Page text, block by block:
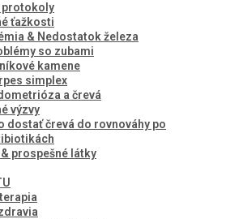
protokoly
ťažkosti
& Nedostatok železa
so zubami
kamene
simplex
a črevá
výzvy
dostať črevá do rovnováhy po
prospešné látky